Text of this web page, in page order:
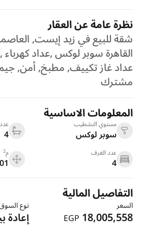
نظرة عامة عن العقار
شقة للبيع في زيد إيست, العاصمة
القاهرة سوبر لوكس ,عداد كهرباء
عداد غاز تكييف, مطبخ, أمن,
مشترك
المعلومات الاساسية
مستوي التشطيب
سوبر لوكس 4
عدد الغرف
4
م2
التفاصيل المالية
السعر
18,005,558
EGP
نوع
إعادة